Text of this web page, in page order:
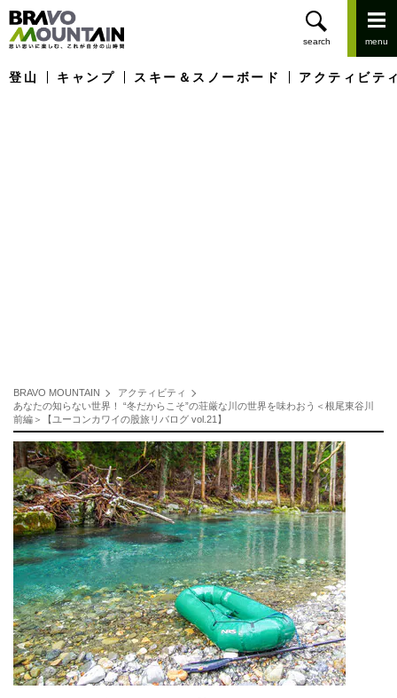
登山 キャンプ スキー＆スノーボード アクティビテ
BRAVO MOUNTAIN
アクティビティ
あなたの知らない世界！ “冬だからこそ”の荘厳な川の世界を味わおう＜根尾東谷川
前編＞【ユーコンカワイの股旅リバログ vol.21】